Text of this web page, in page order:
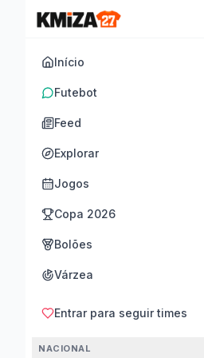
Início
Futebot
Feed
Explorar
Jogos
Copa 2026
Bolões
Várzea
Entrar para seguir times
NACIONAL